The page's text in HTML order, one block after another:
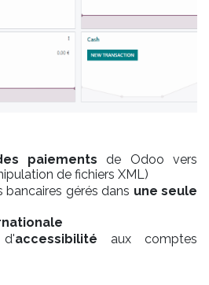
paiements de Odoo vers
de fichiers XML)
gérés dans une seule
accessibilité aux comptes